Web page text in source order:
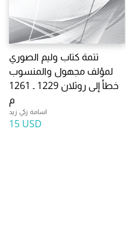
تتمة كتاب وليم الصوري
لمؤلف مجهول والمنسوب
خطأ إلى روثلان 1229 ـ 1261
م
اسامة زكي زيد
15 USD